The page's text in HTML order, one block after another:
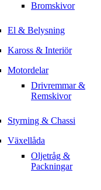
Bromskivor
El & Belysning
Kaross & Interiör
Motordelar
Drivremmar &
Remskivor
Styrning & Chassi
Växellåda
Oljetråg &
Packningar